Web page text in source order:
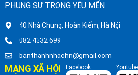
PHỤNG SỰ TRONG YÊU MẾN
40 Nhà Chung, Hoàn Kiếm, Hà Nội
082 4332 699
banthanhnhachn@gmail.com
MẠNG XÃ HỘI Facebook Youtube